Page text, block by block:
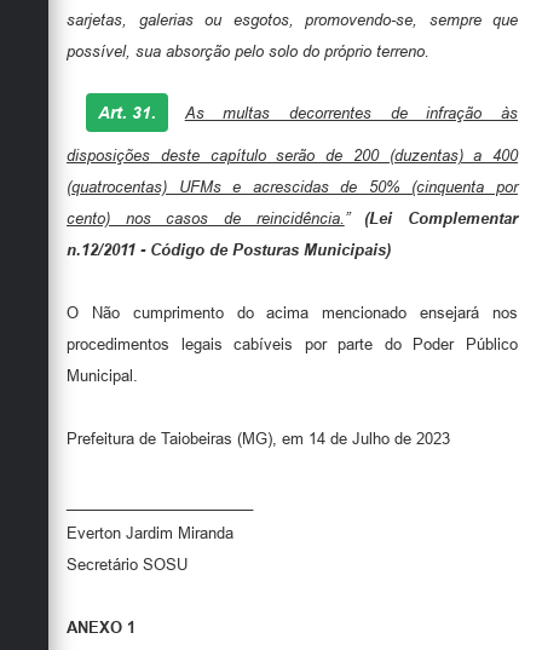
sarjetas, galerias ou esgotos, promovendo-se, sempre que
possível, sua absorção pelo solo do próprio terreno.
Art. 31. As multas decorrentes de infração às
disposições deste capítulo serão de 200 (duzentas) a 400
(quatrocentas) UFMs e acrescidas de 50% (cinquenta por
cento) nos casos de reincidência.” (Lei Complementar
n.12/2011 - Código de Posturas Municipais)
O Não cumprimento do acima mencionado ensejará nos
procedimentos legais cabíveis por parte do Poder Público
Municipal.
Prefeitura de Taiobeiras (MG), em 14 de Julho de 2023
Everton Jardim Miranda
Secretário SOSU
ANEXO 1